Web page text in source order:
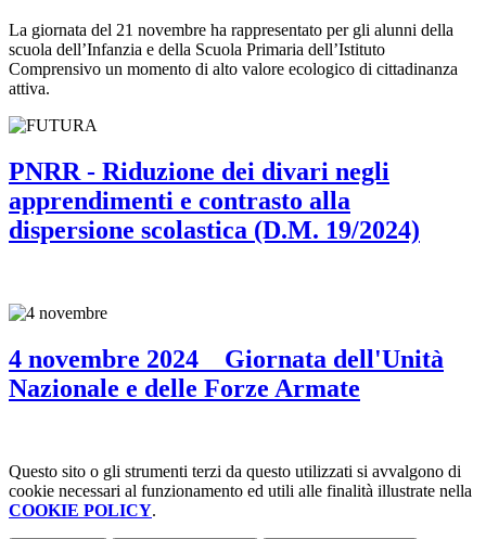
La giornata del 21 novembre ha rappresentato per gli alunni della
scuola dell’Infanzia e della Scuola Primaria dell’Istituto
Comprensivo un momento di alto valore ecologico di cittadinanza
attiva.
PNRR - Riduzione dei divari negli
apprendimenti e contrasto alla
dispersione scolastica (D.M. 19/2024)
4 novembre 2024 _ Giornata dell'Unità
Nazionale e delle Forze Armate
Questo sito o gli strumenti terzi da questo utilizzati si avvalgono di
cookie necessari al funzionamento ed utili alle finalità illustrate nella
COOKIE POLICY.